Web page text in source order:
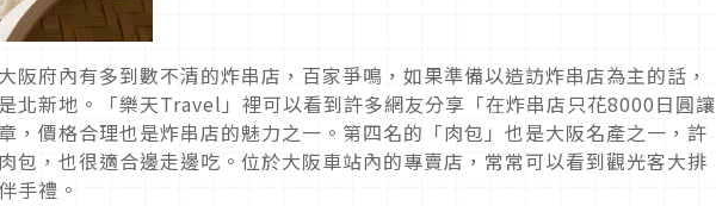
阪府內有多到數不清的炸串店，百家爭鳴，如果準備以造訪炸串店為主的話，
北新地。「樂天Travel」裡可以看到許多網友分享「在炸串店只花8000日圓讓
，價格合理也是炸串店的魅力之一。第四名的「肉包」也是大阪名產之一，許
包，也很適合邊走邊吃。位於大阪車站內的專賣店，常常可以看到觀光客大排
手禮。